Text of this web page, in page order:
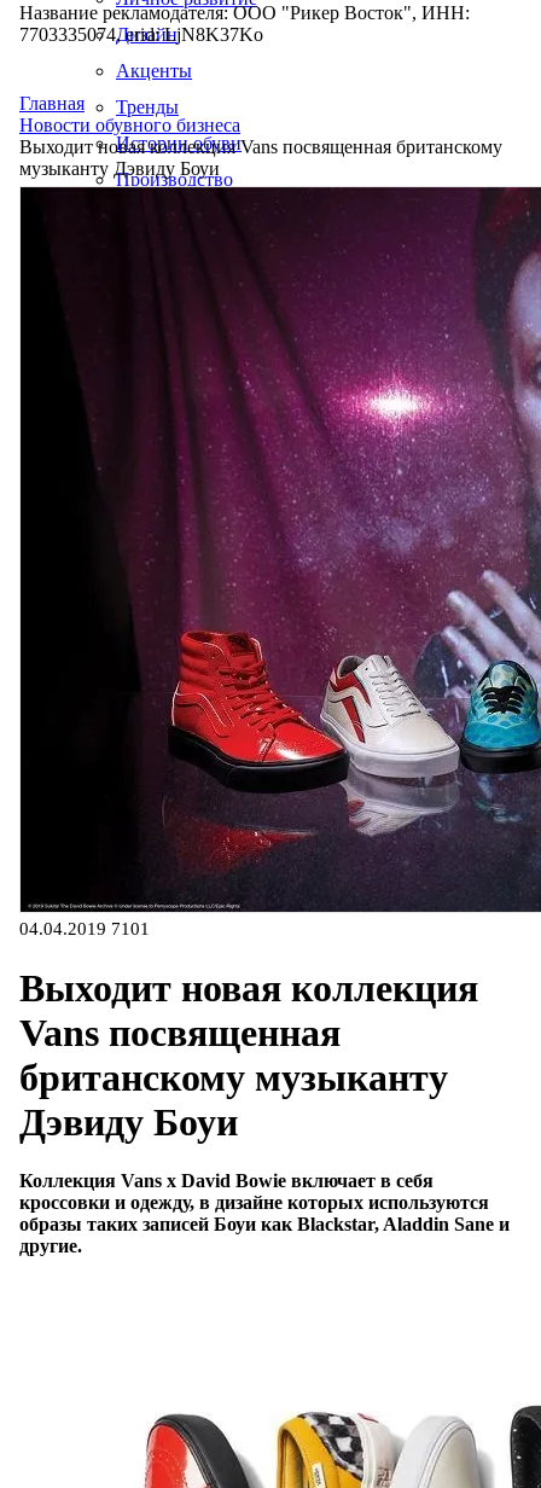
Дизайн
Акценты
Тренды
Истории обуви
Производство
Название рекламодателя: ООО "Рикер Восток", ИНН:
7703335074, erid: LjN8K37Ko
Главная
Новости обувного бизнеса
Выходит новая коллекция Vans посвященная британскому
музыканту Дэвиду Боуи
04.04.2019 7101
Выходит новая коллекция
Vans посвященная
британскому музыканту
Дэвиду Боуи
Коллекция Vans x David Bowie включает в себя
кроссовки и одежду, в дизайне которых используются
образы таких записей Боуи как Blackstar, Aladdin Sane и
другие.